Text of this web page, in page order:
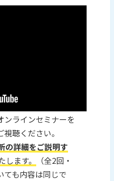
度更新＆ソフト改
ンラインセミナーを
聴ください。
の詳細をご説明す
します。
（全2回・
ても内容は同じで